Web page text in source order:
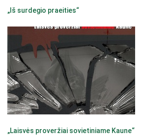
„Iš surdegio praeities“
„Laisvės proveržiai sovietiniame Kaune“